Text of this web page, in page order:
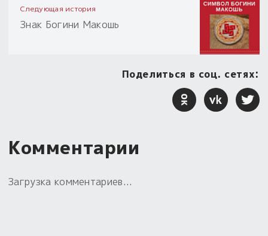
Следующая история
Знак Богини Макошь
Поделиться в соц. сетях:
Комментарии
Загрузка комментариев...